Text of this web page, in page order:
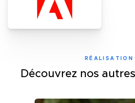
RÉALISATION
Découvrez nos